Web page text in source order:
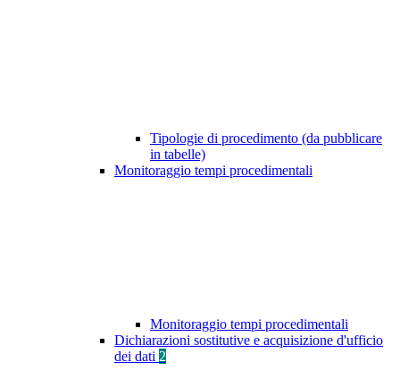
Tipologie di procedimento (da pubblicare
in tabelle)
Monitoraggio tempi procedimentali
Monitoraggio tempi procedimentali
Dichiarazioni sostitutive e acquisizione d'ufficio
dei dati 2